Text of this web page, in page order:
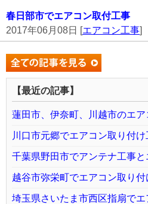
春日部市でエアコン取付工事
2017年06月08日 [エアコン工事]
【最近の記事】
蓮田市、伊奈町、川越市のエア
川口市元郷でエアコン取り付け
千葉県野田市でアンテナ工事
越谷市弥栄町でエアコン取り付
埼玉県さいたま市西区指扇で